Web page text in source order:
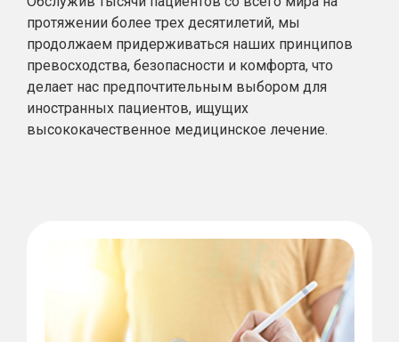
протяжении более трех десятилетий, мы
продолжаем придерживаться наших принципов
превосходства, безопасности и комфорта, что
делает нас предпочтительным выбором для
иностранных пациентов, ищущих
высококачественное медицинское лечение.